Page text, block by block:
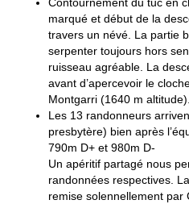
Contournement du tuc en
marqué et début de la
travers un névé. La partie
serpenter toujours hors
ruisseau agréable. La
avant d’apercevoir le
Montgarri (1640 m altitude).
Les 13 randonneurs
presbytère) bien après
790m D+ et 980m D-
Un apéritif partagé nous
randonnées respectives.
remise solennellement par